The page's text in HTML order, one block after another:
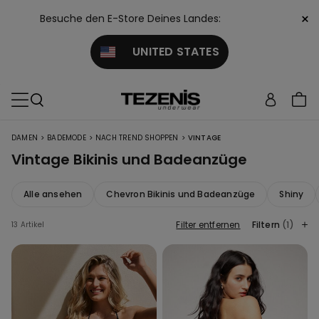
Besuche den E-Store Deines Landes:
UNITED STATES
×
DAMEN > BADEMODE > NACH TREND SHOPPEN > VINTAGE
Vintage Bikinis und Badeanzüge
Alle ansehen Chevron Bikinis und Badeanzüge Shiny
13 Artikel Filter entfernen Filtern (1)